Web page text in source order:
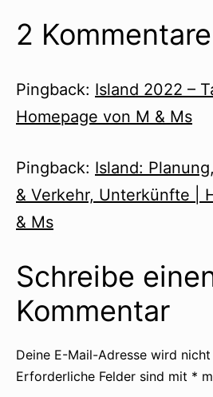
2 Kommentare
Pingback: Island 2022 –
Homepage von M & Ms
Pingback: Island:
& Verkehr, Unterkünfte |
& Ms
Schreibe
Kommentar
Deine E-Mail-Adresse wird
Erforderliche Felder sind mit *